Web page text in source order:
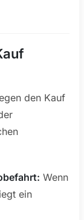
den Kauf
Wenn
ein